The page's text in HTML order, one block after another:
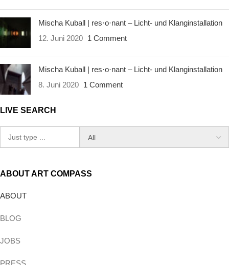
Mischa Kuball | res·o·nant – Licht- und Klanginstallation
12. Juni 2020 1 Comment
Mischa Kuball | res·o·nant – Licht- und Klanginstallation
8. Juni 2020 1 Comment
LIVE SEARCH
ABOUT ART COMPASS
ABOUT
BLOG
JOBS
PRESS